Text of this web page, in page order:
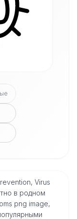
Virus
в родном
png image,